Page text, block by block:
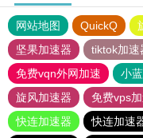
网站地图 QuickQ
坚果加速器
tiktok加速
免费vqn外网加速
小
旋风加速器
免费vps
快连加速器
快连加速